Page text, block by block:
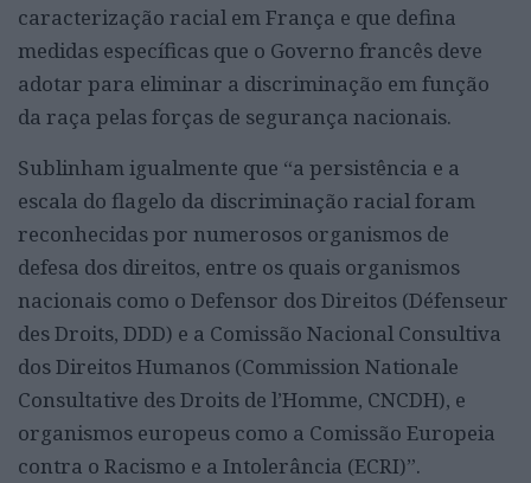
caracterização racial em França e que defina
medidas específicas que o Governo francês deve
adotar para eliminar a discriminação em função
da raça pelas forças de segurança nacionais.
Sublinham igualmente que “a persistência e a
escala do flagelo da discriminação racial foram
reconhecidas por numerosos organismos de
defesa dos direitos, entre os quais organismos
nacionais como o Defensor dos Direitos (Défenseur
des Droits, DDD) e a Comissão Nacional Consultiva
dos Direitos Humanos (Commission Nationale
Consultative des Droits de l’Homme, CNCDH), e
organismos europeus como a Comissão Europeia
contra o Racismo e a Intolerância (ECRI)”.